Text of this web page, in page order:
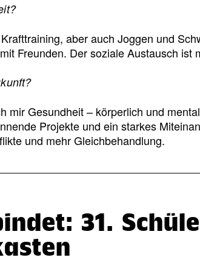
aber auch Joggen und
Freunden. Der soziale Austausch ist
mir Gesundheit – körperlich und
Projekte und ein starkes
und mehr Gleichbehandlung.
31.